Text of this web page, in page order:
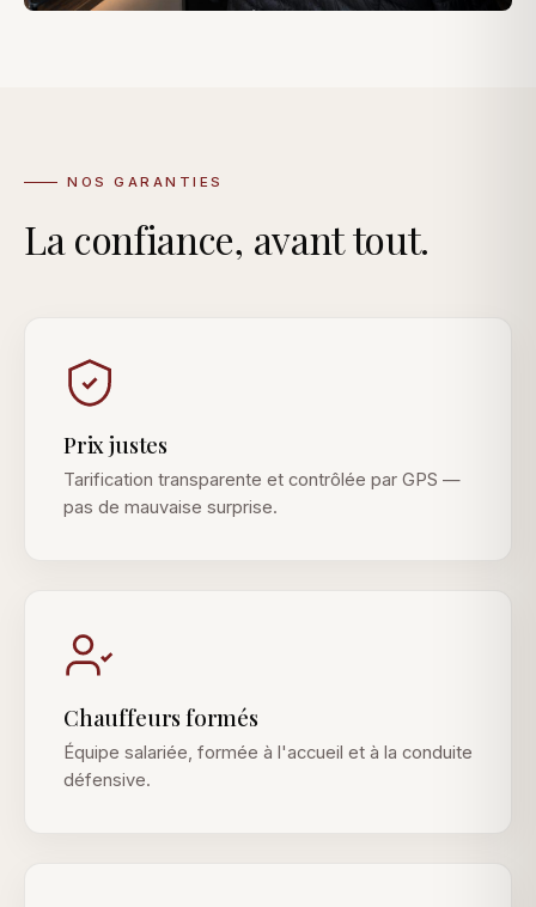
NOS GARANTIES
La confiance, avant tout.
Prix justes
Tarification transparente et contrôlée par GPS —
pas de mauvaise surprise.
Chauffeurs formés
Équipe salariée, formée à l'accueil et à la conduite
défensive.